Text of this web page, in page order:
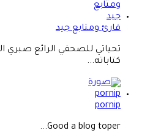
قارئ ومتابع جيد
تحياتي للصحفي الرائع صبري
كتاباته...
pornip
Good a blog toper...